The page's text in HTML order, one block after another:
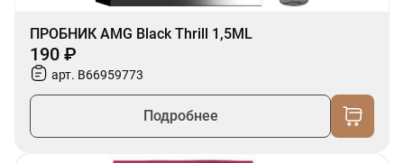
ПРОБНИК AMG Black Thrill 1,5ML
190 ₽
арт. B66959773
Подробнее